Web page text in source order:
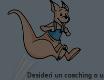
Desideri un coaching o